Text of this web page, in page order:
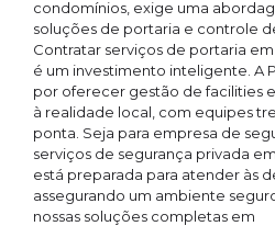
condomínios, exige uma
soluções de portaria e controle
Contratar serviços de portaria
é um investimento inteligente. A
por oferecer gestão de facilities
à realidade local, com equipes
ponta. Seja para empresa de
serviços de segurança privada
está preparada para atender às
assegurando um ambiente
nossas soluções completas em